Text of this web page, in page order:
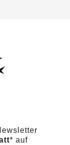
* auf